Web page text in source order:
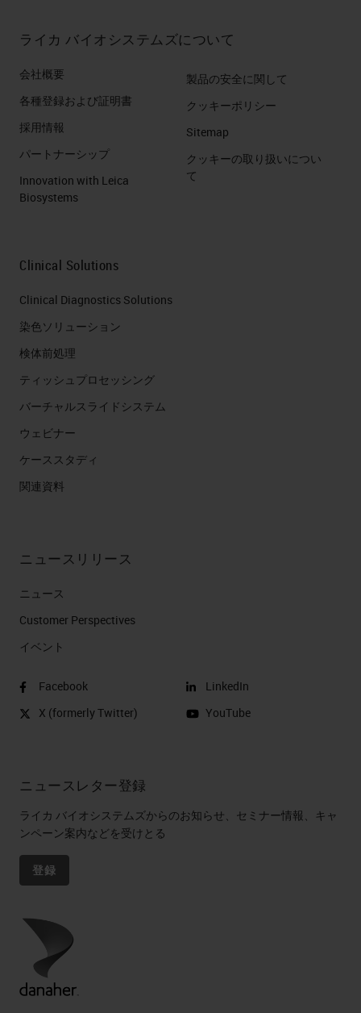
ライカ バイオシステムズについて
会社概要
各種登録および証明書
採用情報
パートナーシップ
Innovation with Leica
Biosystems
製品の安全に関して
クッキーポリシー
Sitemap
クッキーの取り扱いについ
て
Clinical Solutions
Clinical Diagnostics Solutions
染色ソリューション
検体前処理
ティッシュプロセッシング
バーチャルスライドシステム
ウェビナー
ケーススタディ
関連資料
ニュースリリース
ニュース
Customer Perspectives​
イベント
Facebook
X (formerly Twitter)
LinkedIn
YouTube
ニュースレター登録
ライカ バイオシステムズからのお知らせ、セミナー情報、キャ
ンペーン案内などを受けとる
登録